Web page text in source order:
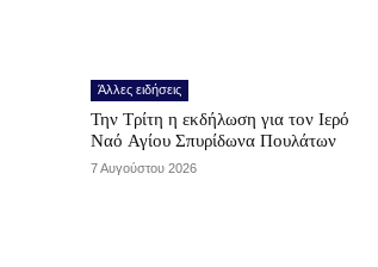
Άλλες ειδήσεις
Την Τρίτη η εκδήλωση για τον Ιερό
Ναό Αγίου Σπυρίδωνα Πουλάτων
7 Αυγούστου 2026